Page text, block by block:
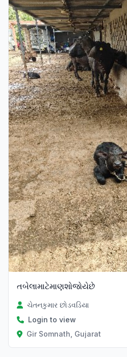
તબેલામાટેમાણશોજોયેછે
ચેતનકુમાર છોડવડિયા
Login to view
Gir Somnath, Gujarat